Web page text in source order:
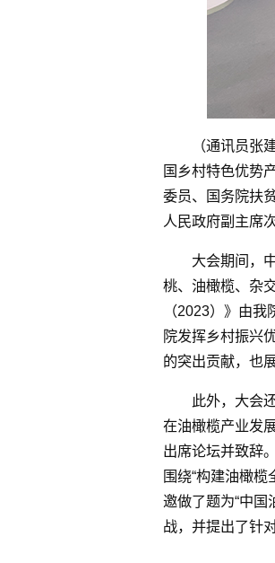
（通讯员
国乡村特色优势
委员、国务院扶
人民政府副主席
大会期间，
桃、油橄榄、杂
（2023）》由
院发挥乡村振兴
的突出贡献，也
此外，大会
在油橄榄产业发
出席论坛并致辞
围绕“构建油橄
邀做了题为“中
战，并提出了针